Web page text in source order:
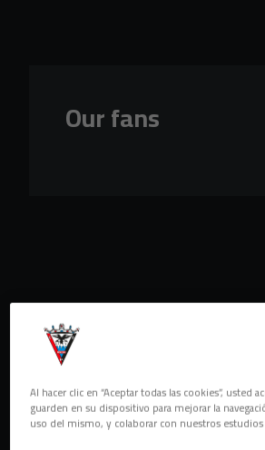
Our fans
Al hacer clic en “Aceptar todas las cookies”, usted
guarden en su dispositivo para mejorar la
uso del mismo, y colaborar con nuestros